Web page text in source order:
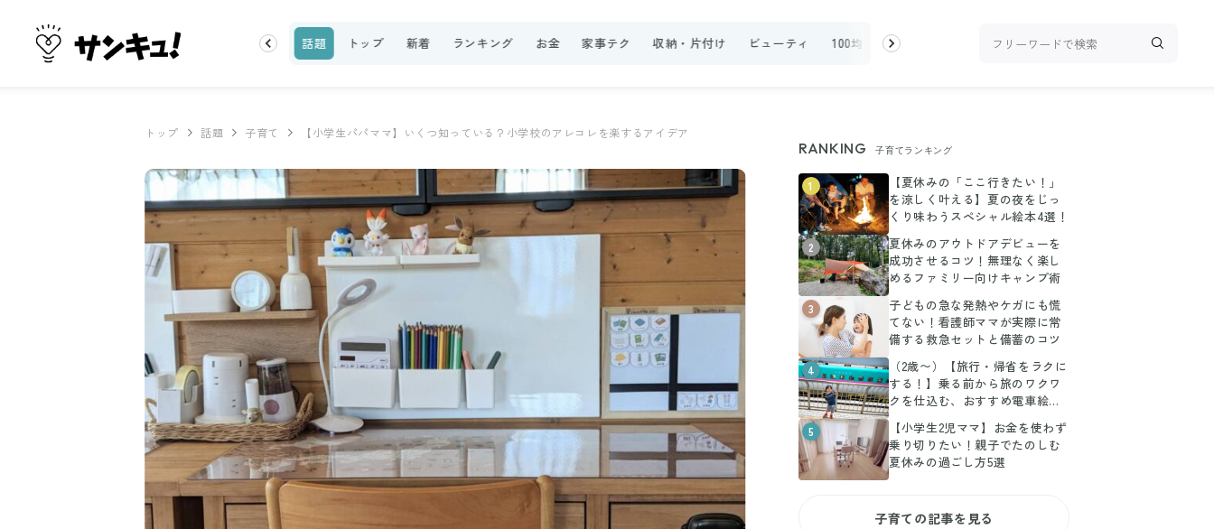
100均・雑貨 スーパー 料理レシピ 話題 トップ 新着 ランキング お金 家事テク 収納・片付け ビューティ 100均・雑貨 料理レシピ 話題
トップ 話題 子育て 【小学生パパママ】いくつ知っている？小学校のアレコレを楽するアイデア
RANKING 子育てランキング
1
【夏休みの「ここ行きたい！」
を涼しく叶える】夏の夜をじっ
くり味わうスペシャル絵本4選！
2
夏休みのアウトドアデビューを
成功させるコツ！無理なく楽し
めるファミリー向けキャンプ術
3
子どもの急な発熱やケガにも慌
てない！看護師ママが実際に常
備する救急セットと備蓄のコツ
4
（2歳〜）【旅行・帰省をラクに
する！】乗る前から旅のワクワ
クを仕込む、おすすめ電車絵本3
5
【小学生2児ママ】お金を使わず
乗り切りたい！親子でたのしむ
夏休みの過ごし方5選
子育ての記事を見る